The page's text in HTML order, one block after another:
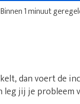
Binnen 1 minuut
dan voert de
jij je probleem